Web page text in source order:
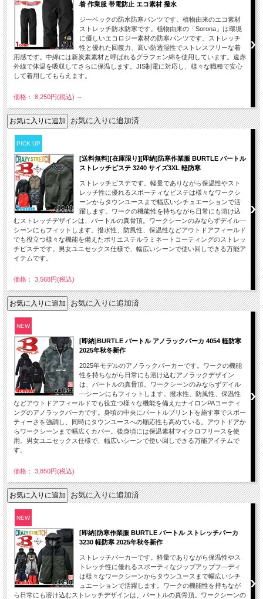
着 作業服 帯電防止 エコ素材 撥水
ジーベックの防水防寒パンツです。植物由来のエコ素材
ストレッチ防水防寒です。植物由来の「Sorona」は環境
に優しいエコロジー素材の防寒パンツです。ストレッチ
性と優れた回復力、高い防透湿性でストレスフリーな着
用感です。中綿には新炭素素材と呼ばれるグラフェン綿を使用しています。遠赤
外線で体温を吸収してさらに保温します。JIS制電に対応し、様々な職種で安心
して着用してもらえます。
価格： 8,250円(税込) ～
お気に入りに追加済
PICK UP
[送料無料][在庫限り][即納]防寒作業服 BURTLE バートル
ストレッチピステ 3240 サイズ3XL 軽防寒
ストレッチピステです。軽量でありながら保温性やスト
レッチ性に優れるスポーティなピステは様々なワークシ
ーンからタウンユースまで幅広いシチュエーションで活
躍します。ワークの機能性を持ちながら日常にも溶け込
むストレッチデザインは、バートルの真骨頂。ワークシーンのみならずデイル―
シーンにもフィットします。撥水性、防風性、保温性などアウトドアフィールド
でも役立つ様々な機能を備えたポリエステルラミネートコーティングのストレッ
チピステです。男女ユニセックス仕様で、幅広いシーンで使い回しできる万能ア
イテムです。
価格： 3,568円(税込)
お気に入りに追加済
NEW
[即納]BURTLE バートル アノラックパーカ 4054 軽防寒
2025年秋冬新作
2025年モデルのアノラックパーカーです。ワークの機能
性を持ちながら日常にも溶け込むアノラックデザイン
は、バートルの真骨頂。ワークシーンのみならずデイル
―シーンにもフィットします。撥水性、防風性、保温性
などアウトドアフィールドでも役立つ様々な機能を備えたナイロンPAコーティ
ングのアノラックパーカです。身頃の中央にバートルプリントを施す事でスポー
ティーさを強調し、同時にタウンユースへの順応性も高めている。アウトドアか
らワークシーンまで幅広くカバー。後身頃には保温素材マイクロフリースを使
用。男女ユニセックス仕様で、幅広いシーンで使い回しできる万能アイテムで
す。
価格： 3,850円(税込)
お気に入りに追加済
NEW
[即納]防寒作業服 BURTLE バートル ストレッチパーカ
3230 軽防寒 2025年秋冬新作
ストレッチパーカーです。軽量でありながら保温性やス
トレッチ性に優れるスポーティなジップアップフ―ディ
は様々なワークシーンからタウンユースまで幅広いシチ
ュエーションで活躍します。ワークの機能性を持ちなが
ら日常にも溶け込むストレッチデザインは、バートルの真骨頂。ワークシーンの